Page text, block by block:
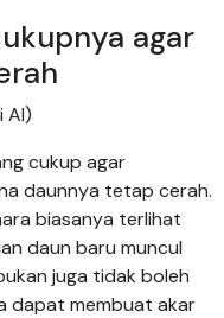
agar
AI)
cukup agar
daunnya tetap cerah.
biasanya terlihat
daun baru muncul
juga tidak boleh
dapat membuat akar